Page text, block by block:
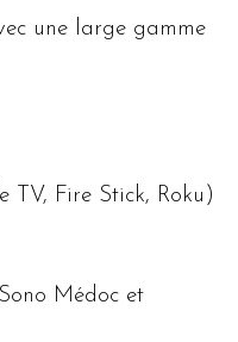
une large gamme
TV, Fire Stick, Roku)
Médoc et